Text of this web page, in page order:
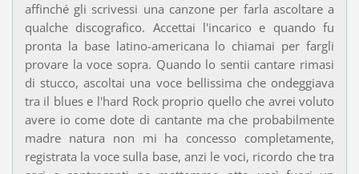
affinché gli scrivessi una canzone per farla ascoltare a
qualche discografico. Accettai l'incarico e quando fu
pronta la base latino-americana lo chiamai per fargli
provare la voce sopra. Quando lo sentii cantare rimasi
di stucco, ascoltai una voce bellissima che ondeggiava
tra il blues e l'hard Rock proprio quello che avrei voluto
avere io come dote di cantante ma che probabilmente
madre natura non mi ha concesso completamente,
registrata la voce sulla base, anzi le voci, ricordo che tra